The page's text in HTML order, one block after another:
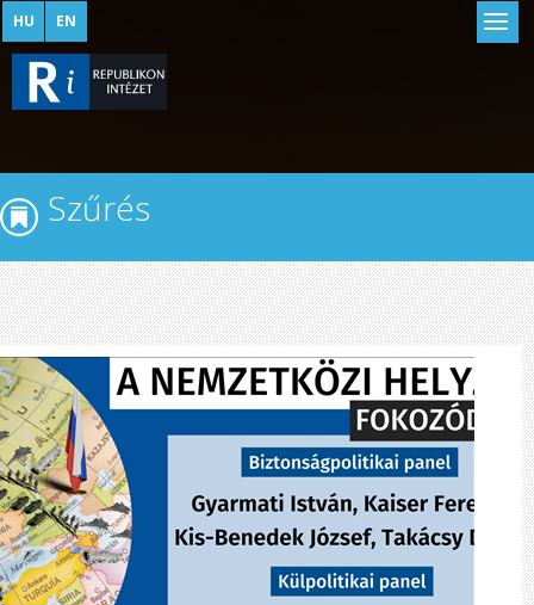
EN
HU
Szűrés